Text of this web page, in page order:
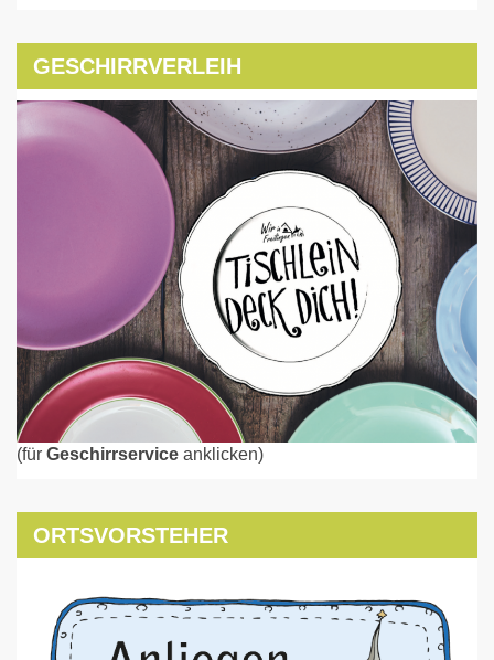
GESCHIRRVERLEIH
(für Geschirrservice anklicken)
ORTSVORSTEHER